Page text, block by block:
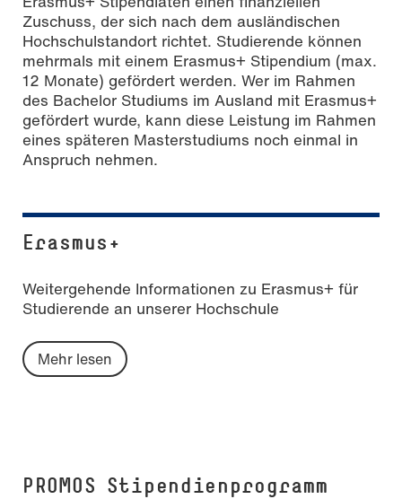
Zuschuss, der sich nach dem ausländischen
Hochschulstandort richtet. Studierende können
mehrmals mit einem Erasmus+ Stipendium (max.
12 Monate) gefördert werden. Wer im Rahmen
des Bachelor Studiums im Ausland mit Erasmus+
gefördert wurde, kann diese Leistung im Rahmen
eines späteren Masterstudiums noch einmal in
Anspruch nehmen.
Erasmus+
Weitergehende Informationen zu Erasmus+ für
Studierende an unserer Hochschule
Mehr lesen
PROMOS Stipendienprogramm